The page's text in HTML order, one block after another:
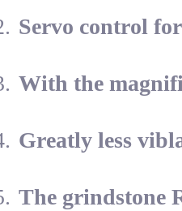
Servo control
With the
Greatly less
The grindstone